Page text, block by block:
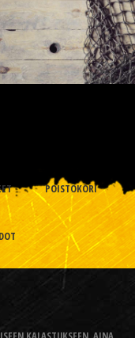
POISTOKORI